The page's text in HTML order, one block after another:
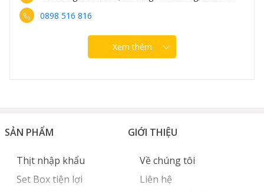
0898 516 816
Xem thêm
SẢN PHẨM
Thịt nhập khẩu
Set Box tiện lợi
GIỚI THIỆU
Về chúng tôi
Liên hệ